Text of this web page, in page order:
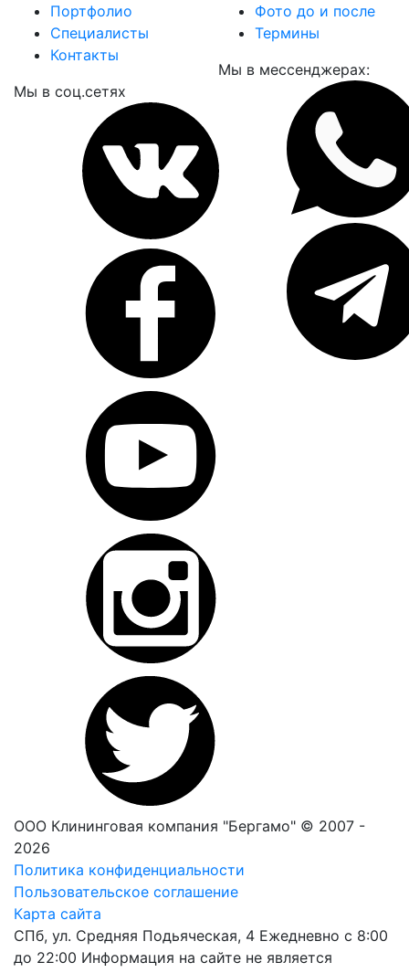
Портфолио
Специалисты
Контакты
Мы в соц.сетях
Фото до и после
Термины
Мы в мессенджерах:
ООО Клининговая компания "Бергамо" © 2007 -
2026
Политика конфиденциальности
Пользовательское соглашение
Карта сайта
СПб, ул. Средняя Подьяческая, 4 Ежедневно с 8:00
до 22:00 Информация на сайте не является